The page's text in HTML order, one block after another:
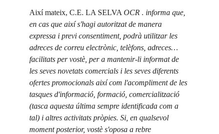
Així mateix, C.E. LA SELVA OCR . informa que,
en cas que així s'hagi autoritzat de manera
expressa i previ consentiment, podrà utilitzar les
adreces de correu electrònic, telèfons, adreces…
facilitats per vostè, per a mantenir-li informat de
les seves novetats comercials i les seves diferents
ofertes promocionals així com l'acompliment de les
tasques d'informació, formació, comercialització
(tasca aquesta última sempre identificada com a
tal) i altres activitats pròpies. Si, en qualsevol
moment posterior, vostè s'oposa a rebre